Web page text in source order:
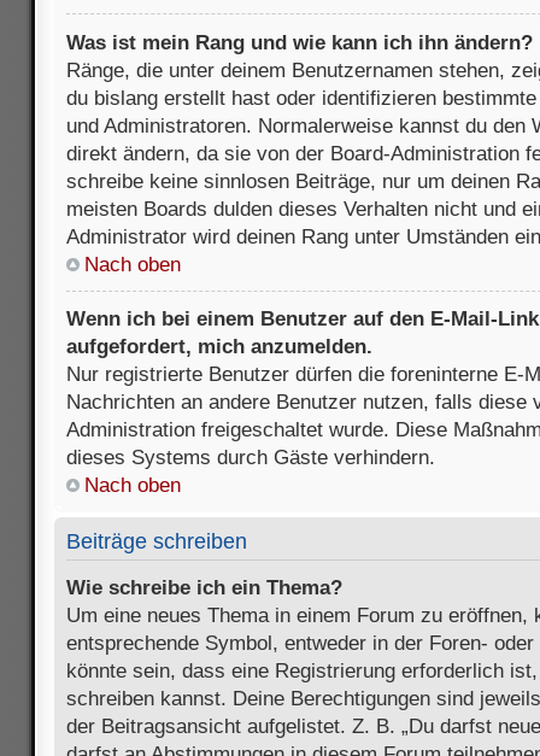
Was ist mein Rang und wie kann ich ihn ändern?
Ränge, die unter deinem Benutzernamen stehen,
du bislang erstellt hast oder identifizieren
und Administratoren. Normalerweise kannst du den
direkt ändern, da sie von der Board-Administration
schreibe keine sinnlosen Beiträge, nur um deinen
meisten Boards dulden dieses Verhalten nicht und
Administrator wird deinen Rang unter Umständen
Nach oben
Wenn ich bei einem Benutzer auf den E-Mail-
aufgefordert, mich anzumelden.
Nur registrierte Benutzer dürfen die foreninterne E-
Nachrichten an andere Benutzer nutzen, falls diese
Administration freigeschaltet wurde. Diese
dieses Systems durch Gäste verhindern.
Nach oben
Beiträge schreiben
Wie schreibe ich ein Thema?
Um eine neues Thema in einem Forum zu eröffnen,
entsprechende Symbol, entweder in der Foren-
könnte sein, dass eine Registrierung erforderlich
schreiben kannst. Deine Berechtigungen sind
der Beitragsansicht aufgelistet. Z. B. „Du darfst